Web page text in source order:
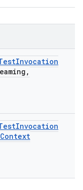
Invocation
,
Invocation
Context